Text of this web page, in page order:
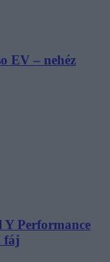
EV – nehéz
Y Performance
fáj